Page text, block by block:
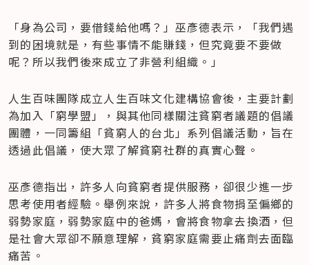
「身為公司，要借錢給他嗎？」巫彥德表示，「我們遇
到的困境就是，有些事情不能賺錢，但究竟要不要做
呢？所以我們後來成立了非營利組織。」
人生百味團隊成立人生百味文化建構協會後，主要計劃
為加入「窮學盟」，與其他同樣關注貧窮者議題的倡議
團體，一同籌組「貧窮人的台北」系列倡議活動，旨在
透過此倡議，使大眾了解貧窮社群的真實心聲。
巫彥德指出，許多人向貧窮者提供服務，卻很少進一步
思考使用者經驗。舉例來說，許多人將食物捐至偏鄉的
弱勢家庭，弱勢家庭中的爸媽，會將食物拿去換酒，但
是社會大眾卻不願意理解，貧窮家庭需要止痛劑去面臨
痛苦。